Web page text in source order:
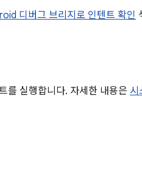
디버그 브리지로 인텐트 확인
를 실행합니다. 자세한 내용은 시